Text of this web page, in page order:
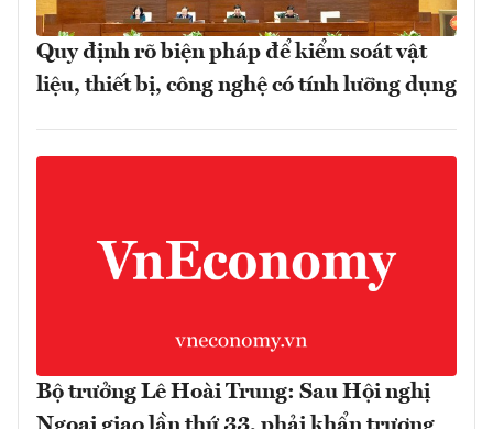
Quy định rõ biện pháp để kiểm soát vật
liệu, thiết bị, công nghệ có tính lưỡng dụng
Bộ trưởng Lê Hoài Trung: Sau Hội nghị